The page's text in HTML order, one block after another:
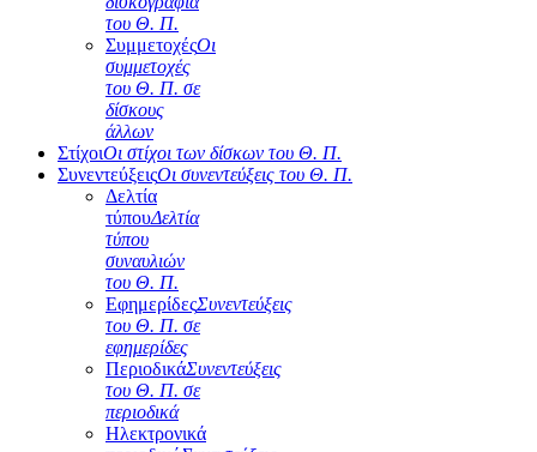
του Θ. Π.
ΣυμμετοχέςΟι
συμμετοχές
του Θ. Π. σε
δίσκους
άλλων
ΣτίχοιΟι στίχοι των δίσκων του Θ. Π.
ΣυνεντεύξειςΟι συνεντεύξεις του Θ. Π.
Δελτία
τύπουΔελτία
τύπου
συναυλιών
του Θ. Π.
ΕφημερίδεςΣυνεντεύξεις
του Θ. Π. σε
εφημερίδες
ΠεριοδικάΣυνεντεύξεις
του Θ. Π. σε
περιοδικά
Ηλεκτρονικά